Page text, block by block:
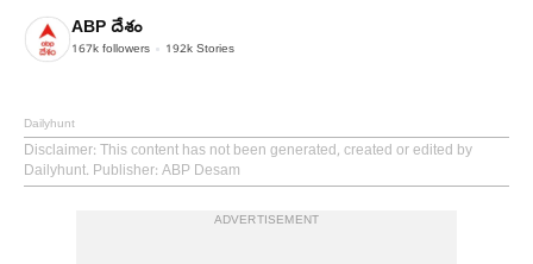
ABP దేశం
167k followers 192k Stories
Dailyhunt
Disclaimer: This content has not been generated, created or edited by
Dailyhunt. Publisher: ABP Desam
ADVERTISEMENT